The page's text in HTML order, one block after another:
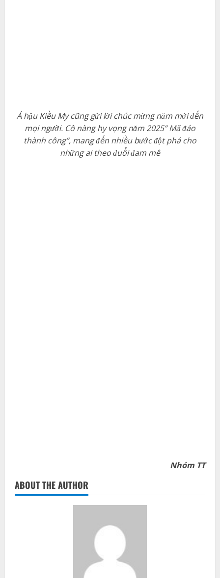
Á hậu Kiều My cũng gửi lời chúc mừng năm mới đến
mọi người. Cô nàng hy vọng năm 2025” Mã đáo
thành công”, mang đến nhiều bước đột phá cho
những ai theo đuổi đam mê
Nhóm TT
ABOUT THE AUTHOR